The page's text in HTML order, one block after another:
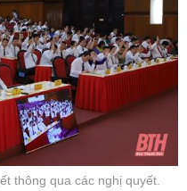
thông qua các nghị quyết.